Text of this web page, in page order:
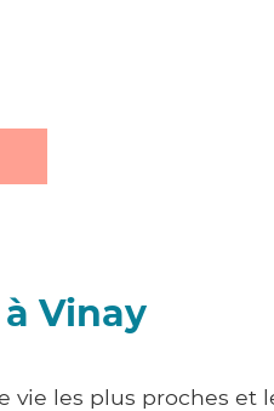
Vinay
les plus proches et